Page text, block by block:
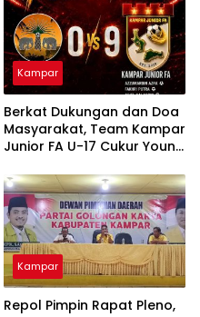
Kampar
Berkat Dukungan dan Doa
Masyarakat, Team Kampar
Junior FA U-17 Cukur Young
Soeratin
Kampar
Repol Pimpin Rapat Pleno,